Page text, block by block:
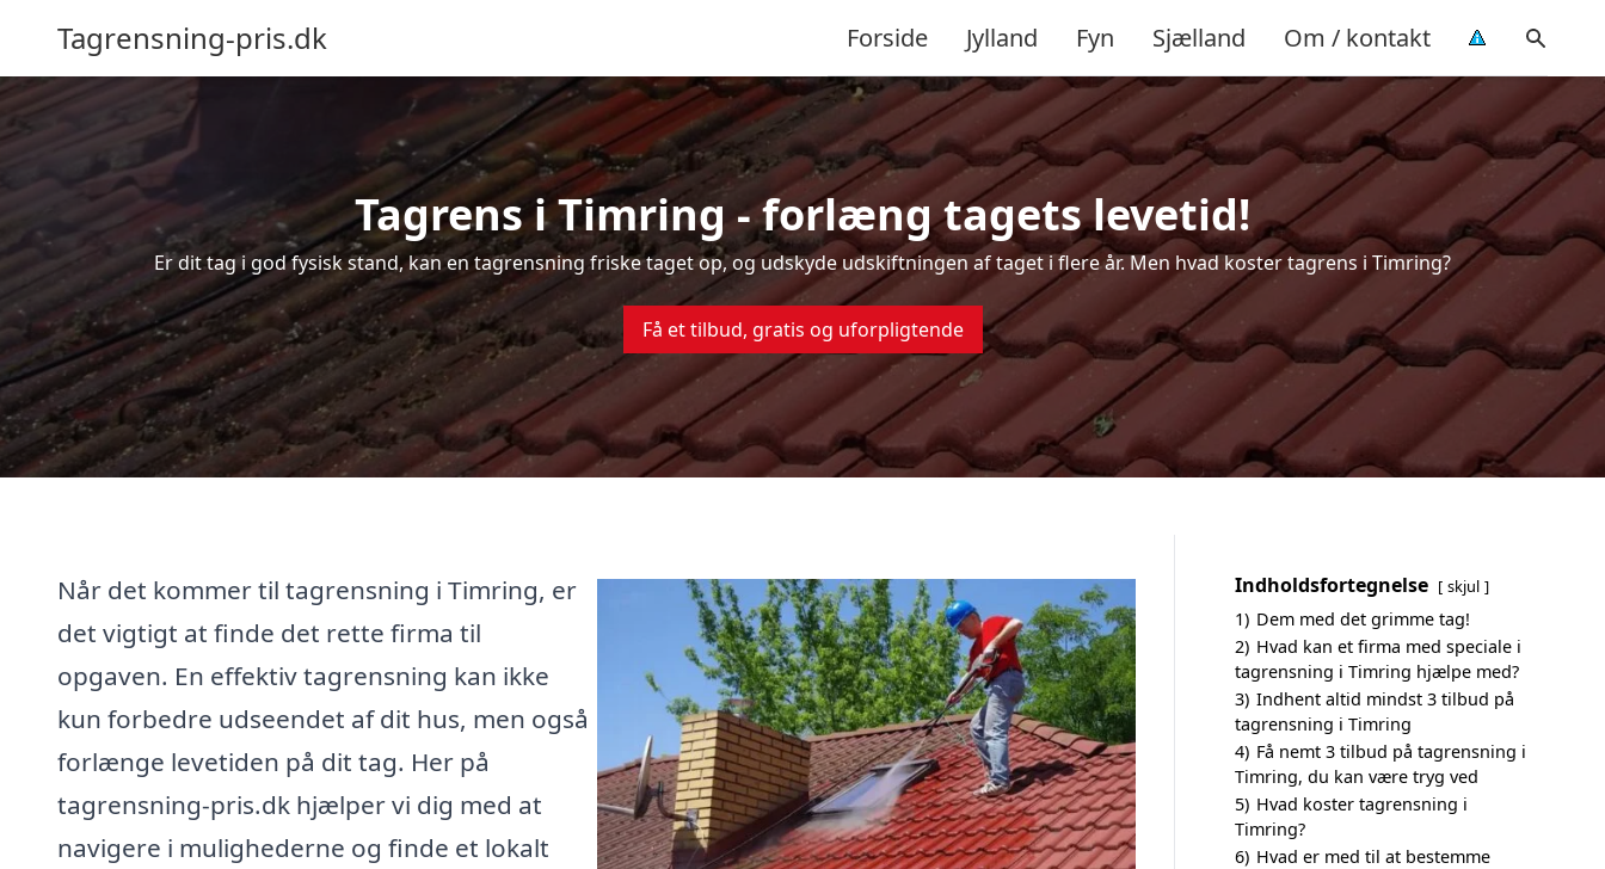
Tagrensning-pris.dk Forside Jylland Fyn Sjælland Om / kontakt
Tagrens i Timring - forlæng tagets levetid!
Er dit tag i god fysisk stand, kan en tagrensning friske taget op, og udskyde udskiftningen af taget i flere år. Men hvad koster tagrens i Timring?
Få et tilbud, gratis og uforpligtende
Når det kommer til tagrensning i Timring, er
det vigtigt at finde det rette firma til
opgaven. En effektiv tagrensning kan ikke
kun forbedre udseendet af dit hus, men også
forlænge levetiden på dit tag. Her på
tagrensning-pris.dk hjælper vi dig med at
navigere i mulighederne og finde et lokalt
Indholdsfortegnelse skjul
1) Dem med det grimme tag!
2) Hvad kan et firma med speciale i
tagrensning i Timring hjælpe med?
3) Indhent altid mindst 3 tilbud på
tagrensning i Timring
4) Få nemt 3 tilbud på tagrensning i
Timring, du kan være tryg ved
5) Hvad koster tagrensning i
Timring?
6) Hvad er med til at bestemme